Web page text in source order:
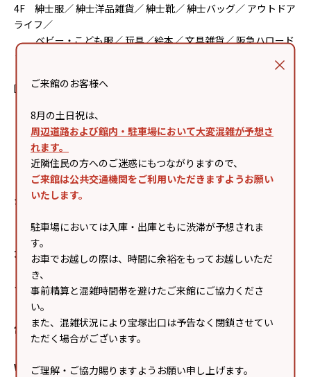
ご来館のお客様へ
8月の土日祝は、
周辺道路および館内・駐車場において大変混雑が予想さ
れます。
近隣住民の方へのご迷惑にもつながりますので、
ご来館は公共交通機関をご利用いただきますようお願い
いたします。
駐車場においては入庫・出庫ともに渋滞が予想されま
す。
お車でお越しの際は、時間に余裕をもってお越しいただ
き、
事前精算と混雑時間帯を避けたご来館にご協力くださ
い。
また、混雑状況により宝塚出口は予告なく閉鎖させてい
ただく場合がございます。
ご理解・ご協力賜りますようお願い申し上げます。
4F 紳士服／ 紳士洋品雑貨／ 紳士靴／ 紳士バッグ／ アウトドア
ライフ／
ベビー・こども服／ 玩具／絵本／ 文具雑貨／ 阪急ハロード
ッグ
（ドッグウェア、ドッグフード、 ビューティーサロン、幼稚
園、ホテル、
Shop data
ショップ名
カテゴリ 百貨店
フロア 本館2F 西モール MAP
電話番号 0798-62-1381
Webサイト
https://www.hankyu-dept.co.jp/nishinomiya/i